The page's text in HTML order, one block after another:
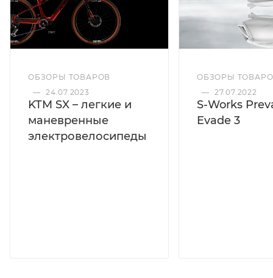
ОБЗОРЫ ТОВАРОВ
— 24.07.2023
KTM SX – легкие и
маневренные
электровелосипеды
ОБЗОРЫ
— 27.07.2022
S-Works
Evade 3